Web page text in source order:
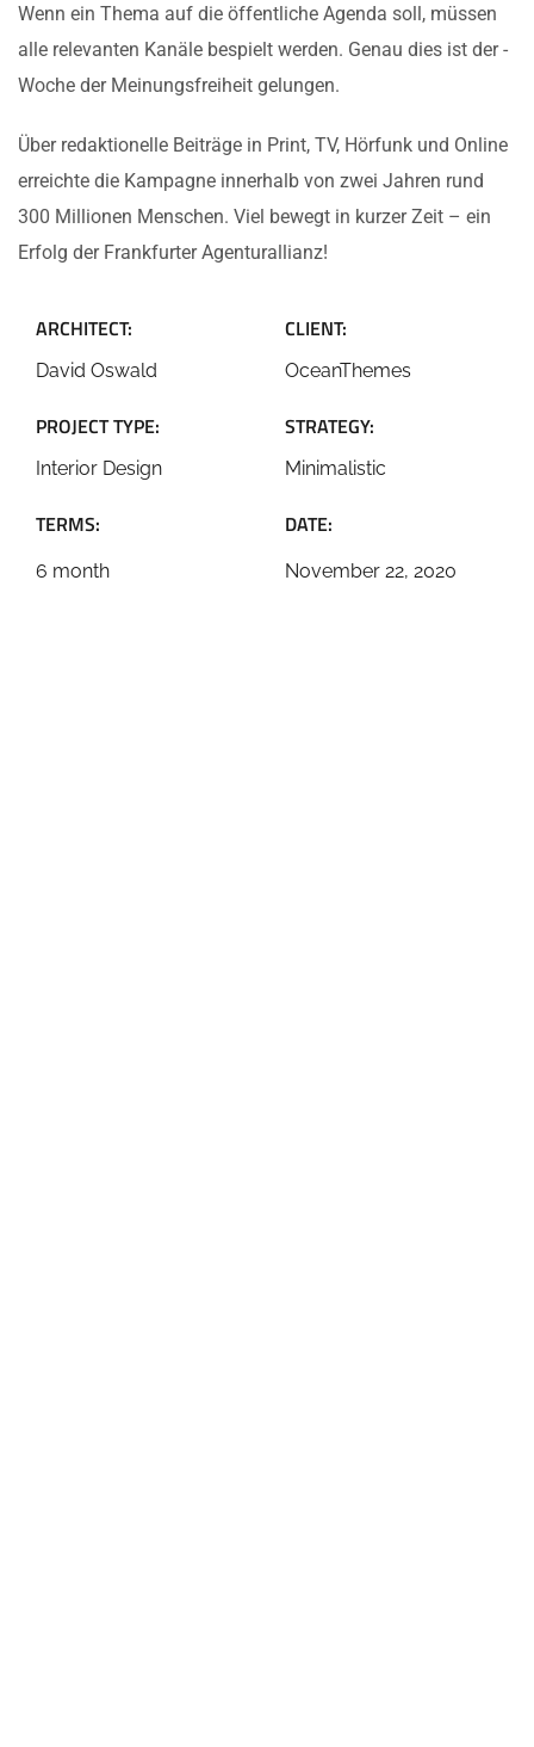
Wenn ein The­ma auf die öffent­li­che Agen­da soll, müs­sen
alle rele­van­ten Kanä­le bespielt wer­den. Genau dies ist der ­
Woche der Mei­nungs­frei­heit gelungen.
Über redak­tio­nel­le Bei­trä­ge in Print, TV, Hör­funk und Online
erreich­te die Kam­pa­gne inner­halb von zwei Jah­ren rund
300 Mil­lio­nen Men­schen. Viel bewegt in kur­zer Zeit – ein
Erfolg der Frank­fur­ter Agen­tur­al­li­anz!
ARCHI­TECT:
David Oswald
PRO­JECT TYPE:
Inte­ri­or Design
TERMS:
6 month
CLI­ENT:
Oce­an­The­mes
STRA­TEGY:
Mini­ma­li­stic
DATE:
Novem­ber 22, 2020